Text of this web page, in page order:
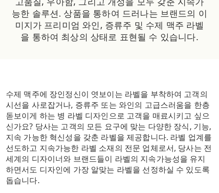
능한 솔루션. 상품을 통하여 드러나는 브랜드의 이
미지가 프리미엄 와인, 증류주 및 수제 맥주 라벨
을 통하여 최상의 상태로 표현될 수 있습니다.
수제 맥주에 장인정신이 엿보이는 라벨을 부착하여 고객의
시선을 사로잡거나, 증류주 또는 와인의 고급스러움을 한층
돋보이게 하는 병 라벨 디자인으로 고객을 매료시키고 싶으
신가요? 당사는 고객의 모든 요구에 맞는 다양한 장식, 기능,
지속 가능한 혁신성을 갖춘 라벨을 제공합니다. 라벨 업계를
선도하고 지속가능한 라벨 소재의 전문 업체로서, 당사는 전
세계의 디자이너와 브랜드들이 라벨의 지속가능성을 유지
하면서도 디자인에 가장 알맞는 라벨을 선정하실 수 있도록
돕습니다.